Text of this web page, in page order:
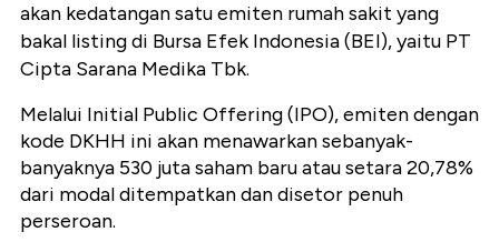
akan kedatangan satu emiten rumah sakit yang
bakal listing di Bursa Efek Indonesia (BEI), yaitu PT
Cipta Sarana Medika Tbk.
Melalui Initial Public Offering (IPO), emiten dengan
kode DKHH ini akan menawarkan sebanyak-
banyaknya 530 juta saham baru atau setara 20,78%
dari modal ditempatkan dan disetor penuh
perseroan.